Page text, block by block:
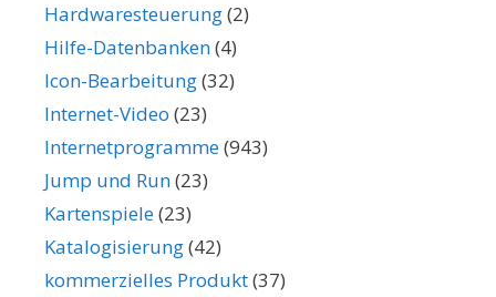
Hardwaresteuerung(2)
Hilfe-Datenbanken(4)
Icon-Bearbeitung(32)
Internet-Video (23)
Internetprogramme(943)
Jump und Run(23)
Kartenspiele(23)
Katalogisierung(42)
kommerzielles Produkt(37)